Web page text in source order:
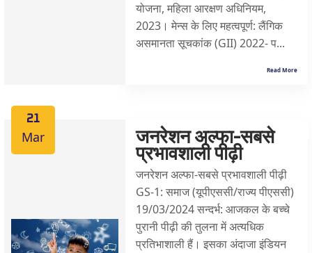
योजना, महिला आरक्षण अधिनियम,
2023। मेन्स के लिए महत्वपूर्ण: लैंगिक
असमानता सूचकांक (GII) 2022- प...
Read More
21
Mar
जनरेशन अल्फा-सबसे
प्रभावशाली पीढ़ी
जनरेशन अल्फा-सबसे प्रभावशाली पीढ़ी
GS-1: समाज (यूपीएससी/राज्य पीएससी)
19/03/2024 सन्दर्भ: आजकल के बच्चे
पुरानी पीढ़ी की तुलना में अत्यधिक
प्रतिभाशाली हैं। इसका अंदाजा इंडियन